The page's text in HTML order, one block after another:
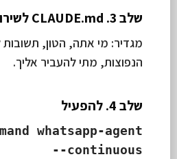
שלב 3. CLAUDE.md לשירות לקוחות
הנפוצות, מתי להעביר אליך.
שלב 4. להפעיל
whatsapp-agent
--continuous